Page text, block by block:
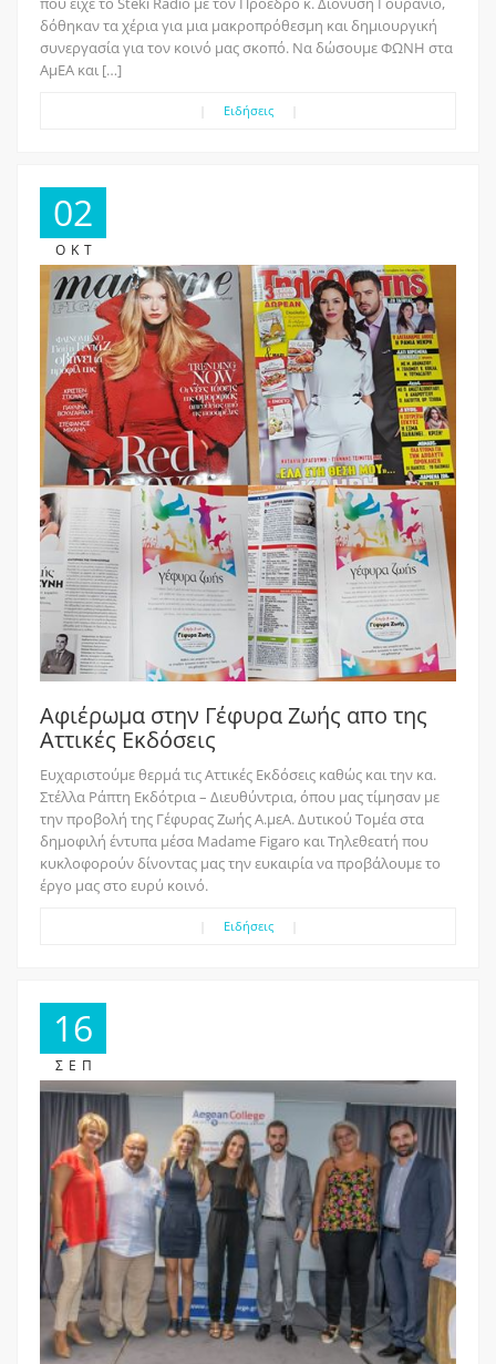
δόθηκαν τα χέρια για μια μακροπρόθεσμη και δημιουργική
συνεργασία για τον κοινό μας σκοπό. Να δώσουμε ΦΩΝΗ στα
ΑμΕΑ και […]
Ειδήσεις
02
ΟΚΤ
Aφιέρωμα στην Γέφυρα Ζωής απο της
Αττικές Εκδόσεις
Ευχαριστούμε θερμά τις Αττικές Εκδόσεις καθώς και την κα.
Στέλλα Ράπτη Εκδότρια – Διευθύντρια, όπου μας τίμησαν με
την προβολή της Γέφυρας Ζωής Α.μεΑ. Δυτικού Τομέα στα
δημοφιλή έντυπα μέσα Madame Figaro και Τηλεθεατή που
κυκλοφορούν δίνοντας μας την ευκαιρία να προβάλουμε το
έργο μας στο ευρύ κοινό.
Ειδήσεις
16
ΣΕΠ